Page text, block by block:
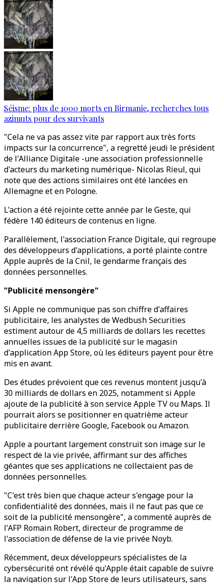
Séisme: plus de 1000 morts en Birmanie, recherches tous
azimuts pour des survivants
"Cela ne va pas assez vite par rapport aux très forts
impacts sur la concurrence", a regretté jeudi le président
de l'Alliance Digitale -une association professionnelle
d'acteurs du marketing numérique- Nicolas Rieul, qui
note que des actions similaires ont été lancées en
Allemagne et en Pologne.
L'action a été rejointe cette année par le Geste, qui
fédère 140 éditeurs de contenus en ligne.
Parallèlement, l'association France Digitale, qui regroupe
des développeurs d'applications, a porté plainte contre
Apple auprès de la Cnil, le gendarme français des
données personnelles.
"Publicité mensongère"
Si Apple ne communique pas son chiffre d'affaires
publicitaire, les analystes de Wedbush Securities
estiment autour de 4,5 milliards de dollars les recettes
annuelles issues de la publicité sur le magasin
d'application App Store, où les éditeurs payent pour être
mis en avant.
Des études prévoient que ces revenus montent jusqu'à
30 milliards de dollars en 2025, notamment si Apple
ajoute de la publicité à son service Apple TV ou Maps. Il
pourrait alors se positionner en quatrième acteur
publicitaire derrière Google, Facebook ou Amazon.
Apple a pourtant largement construit son image sur le
respect de la vie privée, affirmant sur des affiches
géantes que ses applications ne collectaient pas de
données personnelles.
"C'est très bien que chaque acteur s'engage pour la
confidentialité des données, mais il ne faut pas que ce
soit de la publicité mensongère", a commenté auprès de
l'AFP Romain Robert, directeur de programme de
l'association de défense de la vie privée Noyb.
Récemment, deux développeurs spécialistes de la
cybersécurité ont révélé qu'Apple était capable de suivre
la navigation sur l'App Store de leurs utilisateurs, sans